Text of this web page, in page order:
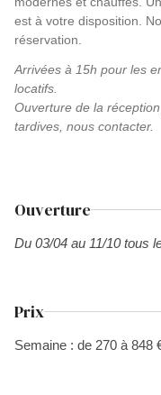
est à votre disposition.
réservation.
Arrivées à 15h pour les
locatifs.
Ouverture de la
tardives, nous contacter.
Ouverture
Du 03/04 au 11/10 tous
Prix
Semaine : de 270 à 848